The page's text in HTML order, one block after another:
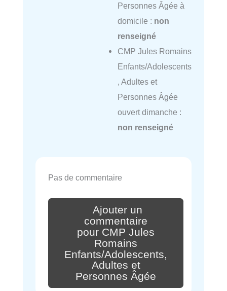
Personnes Âgée à
domicile : non
renseigné
CMP Jules Romains
Enfants/Adolescents
, Adultes et
Personnes Âgée
ouvert dimanche :
non renseigné
Pas de commentaire
Ajouter un
commentaire
pour CMP Jules
Romains
Enfants/Adolescents,
Adultes et
Personnes Âgée